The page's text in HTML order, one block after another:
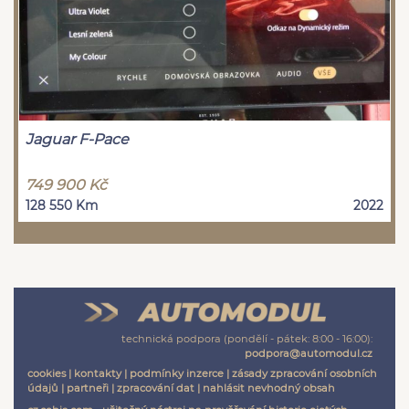
Jaguar F-Pace
749 900 Kč
128 550 Km 2022
technická podpora (pondělí - pátek: 8:00 - 16:00):
podpora@automodul.cz
cookies| kontakty| podmínky inzerce | zásady zpracování osobních
údajů | partneři | zpracování dat | nahlásit nevhodný obsah